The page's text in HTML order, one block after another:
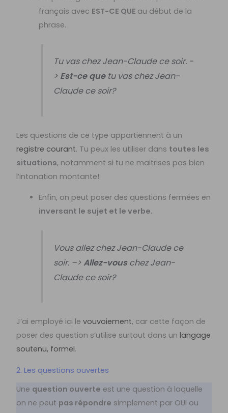
français avec EST-CE QUE au début de la
phrase.
Tu vas chez Jean-Claude ce soir. -
> Est-ce quetu vas chez Jean-
Claude ce soir?
Les questions de ce type appartiennent à un
registre courant. Tu peux les utiliser dans toutes les
situations, notamment si tu ne maitrises pas bien
l’intonation montante!
Enfin, on peut poser des questions fermées en
inversant le sujet et le verbe.
Vous allez chez Jean-Claude ce
soir. –>Allez-vouschez Jean-
Claude ce soir?
J’ai employé ici levouvoiement, car cette façon de
poser des question s’utilise surtout dans unlangage
soutenu, formel.
2. Les questions ouvertes
Une question ouverte est une question à laquelle
on ne peut pas répondre simplement par OUI ou